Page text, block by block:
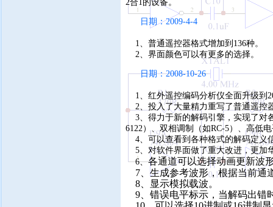
2合1的设备。
日期：2009-4-4
1、普通遥控器格式增加到136种。
2、界面颜色可以有更多的选择。
日期：2008-10-26
1、红外遥控编码分析仪全面升级到
2、投入了大量精力重写了普通遥控
3、得力于新的解码引擎，实现了对
6122）、双相调制（如RC-5）、高低
4、可以查看到各种格式的解码定义
5、对软件界面做了重大改进，更加
6、各通道可以选择动画更新波
7、生成参考波形，根据当前通
8、显示模拟载波。
9、错误电平标示，当解码出错